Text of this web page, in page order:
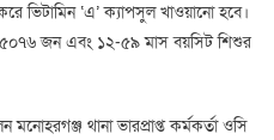
‘এ’ ক্যাপসুল খাওয়ানো হবে।
জন এবং ১২-৫৯ মাস বয়সিট শিশুর
থানা ভারপ্রাপ্ত কর্মকর্তা ওসি